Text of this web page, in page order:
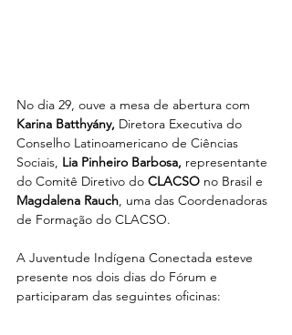
No dia 29, ouve a mesa de abertura com
Karina Batthyány, Diretora Executiva do
Conselho Latinoamericano de Ciências
Sociais, Lia Pinheiro Barbosa, representante
do Comitê Diretivo do CLACSO no Brasil e
Magdalena Rauch, uma das Coordenadoras
de Formação do CLACSO.
A Juventude Indígena Conectada esteve
presente nos dois dias do Fórum e
participaram das seguintes oficinas: